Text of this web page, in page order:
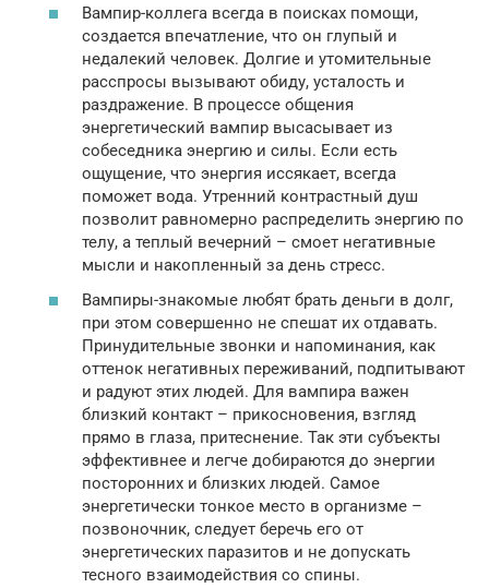
Вампир-коллега всегда в поисках помощи,
создается впечатление, что он глупый и
недалекий человек. Долгие и утомительные
расспросы вызывают обиду, усталость и
раздражение. В процессе общения
энергетический вампир высасывает из
собеседника энергию и силы. Если есть
ощущение, что энергия иссякает, всегда
поможет вода. Утренний контрастный душ
позволит равномерно распределить энергию по
телу, а теплый вечерний – смоет негативные
мысли и накопленный за день стресс.
Вампиры-знакомые любят брать деньги в долг,
при этом совершенно не спешат их отдавать.
Принудительные звонки и напоминания, как
оттенок негативных переживаний, подпитывают
и радуют этих людей. Для вампира важен
близкий контакт – прикосновения, взгляд
прямо в глаза, притеснение. Так эти субъекты
эффективнее и легче добираются до энергии
посторонних и близких людей. Самое
энергетически тонкое место в организме –
позвоночник, следует беречь его от
энергетических паразитов и не допускать
тесного взаимодействия со спины.